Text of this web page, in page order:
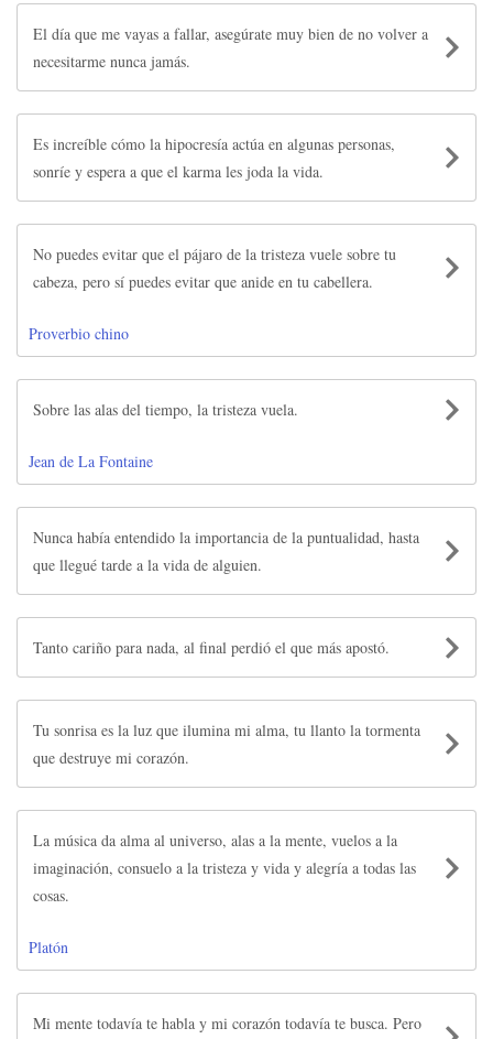
El día que me vayas a fallar, asegúrate muy bien de no volver a
necesitarme nunca jamás.
Es increíble cómo la hipocresía actúa en algunas personas,
sonríe y espera a que el karma les joda la vida.
No puedes evitar que el pájaro de la tristeza vuele sobre tu
cabeza, pero sí puedes evitar que anide en tu cabellera.
Proverbio chino
Sobre las alas del tiempo, la tristeza vuela.
Jean de La Fontaine
Nunca había entendido la importancia de la puntualidad, hasta
que llegué tarde a la vida de alguien.
Tanto cariño para nada, al final perdió el que más apostó.
Tu sonrisa es la luz que ilumina mi alma, tu llanto la tormenta
que destruye mi corazón.
La música da alma al universo, alas a la mente, vuelos a la
imaginación, consuelo a la tristeza y vida y alegría a todas las
cosas.
Platón
Mi mente todavía te habla y mi corazón todavía te busca. Pero